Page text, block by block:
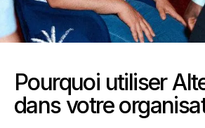
Pourquoi utiliser
dans votre